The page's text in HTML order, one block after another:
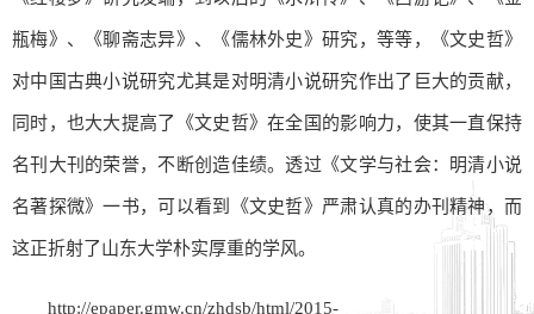
瓶梅》、《聊斋志异》、《儒林外史》研究，等等，《文史哲》
对中国古典小说研究尤其是对明清小说研究作出了巨大的贡献，
同时，也大大提高了《文史哲》在全国的影响力，使其一直保持
名刊大刊的荣誉，不断创造佳绩。透过《文学与社会：明清小说
名著探微》一书，可以看到《文史哲》严肃认真的办刊精神，而
这正折射了山东大学朴实厚重的学风。
http://epaper.gmw.cn/zhdsb/html/2015-